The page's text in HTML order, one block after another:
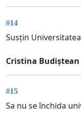
#14
Susțin
Cristina Budiștean
#15
Sa nu se închida